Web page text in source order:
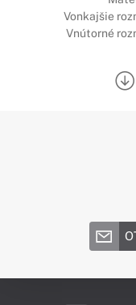
Vonkajšie
Vnútorné